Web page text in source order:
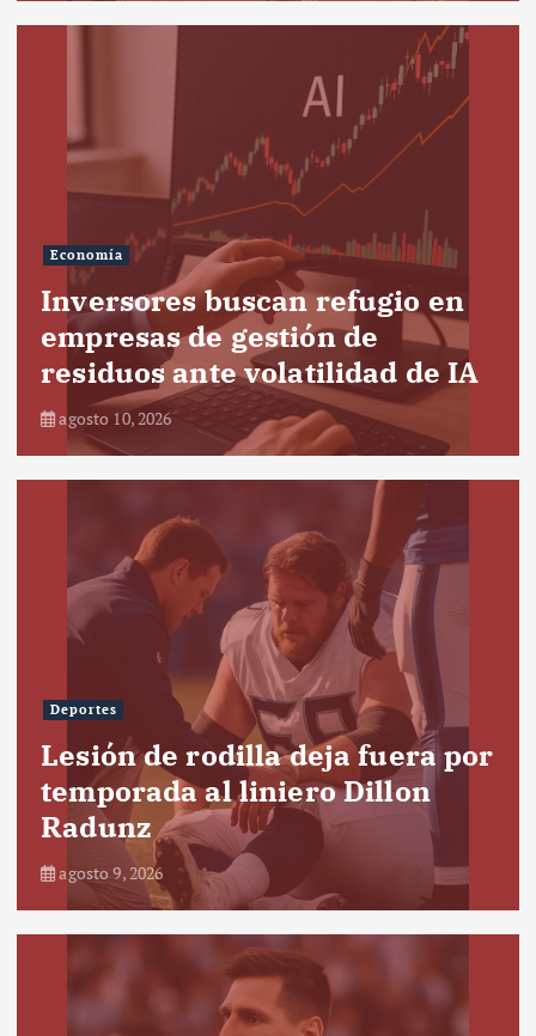
Economía
Inversores buscan refugio en
empresas de gestión de
residuos ante volatilidad de IA
agosto 10, 2026
Deportes
Lesión de rodilla deja fuera por
temporada al liniero Dillon
Radunz
agosto 9, 2026